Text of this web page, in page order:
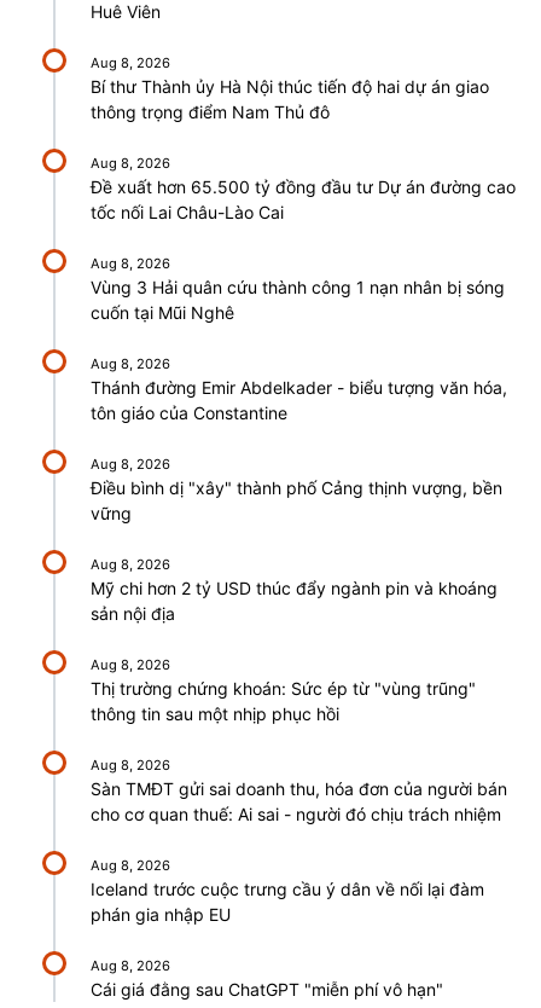
Huê Viên
Aug 8, 2026
Bí thư Thành ủy Hà Nội thúc tiến độ hai dự án giao
thông trọng điểm Nam Thủ đô
Aug 8, 2026
Đề xuất hơn 65.500 tỷ đồng đầu tư Dự án đường cao
tốc nối Lai Châu-Lào Cai
Aug 8, 2026
Vùng 3 Hải quân cứu thành công 1 nạn nhân bị sóng
cuốn tại Mũi Nghê
Aug 8, 2026
Thánh đường Emir Abdelkader - biểu tượng văn hóa,
tôn giáo của Constantine
Aug 8, 2026
Điều bình dị "xây" thành phố Cảng thịnh vượng, bền
vững
Aug 8, 2026
Mỹ chi hơn 2 tỷ USD thúc đẩy ngành pin và khoáng
sản nội địa
Aug 8, 2026
Thị trường chứng khoán: Sức ép từ "vùng trũng"
thông tin sau một nhịp phục hồi
Aug 8, 2026
Sàn TMĐT gửi sai doanh thu, hóa đơn của người bán
cho cơ quan thuế: Ai sai - người đó chịu trách nhiệm
Aug 8, 2026
Iceland trước cuộc trưng cầu ý dân về nối lại đàm
phán gia nhập EU
Aug 8, 2026
Cái giá đằng sau ChatGPT "miễn phí vô hạn"